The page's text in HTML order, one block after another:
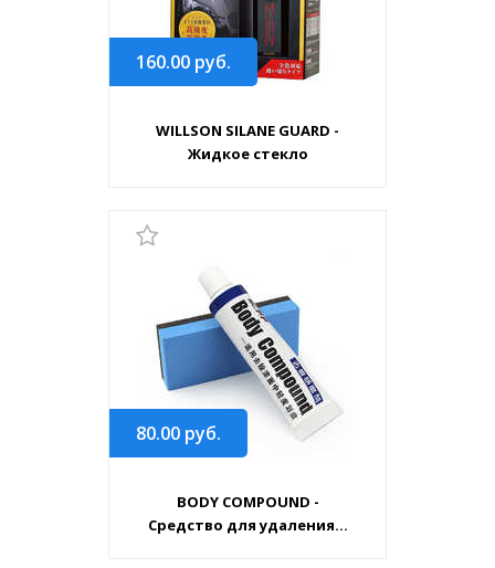
160.00 руб.
WILLSON SILANE GUARD -
Жидкое стекло
80.00 руб.
BODY COMPOUND -
Средство для удаления...